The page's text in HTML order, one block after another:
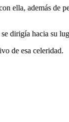
ella, además de
dirigía hacia su
de esa celeridad.